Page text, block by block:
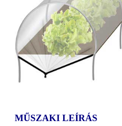
MŰSZAKI LEÍRÁS